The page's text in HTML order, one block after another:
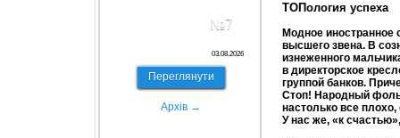
№7
03.08.2026
Переглянути
Архів →
ТОПология успеха
Модное иностранное
высшего звена. В
изнеженного
в директорское
группой банков.
Стоп! Народный
настолько все
У нас же, «к